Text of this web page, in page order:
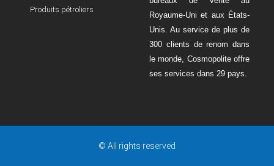
Produits pétroliers
Royaume-Uni et aux États-
Unis. Au service de plus de
300 clients de renom dans
le monde, Cosmopolite offre
ses services dans 29 pays.
© All rights reserved